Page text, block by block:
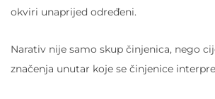
okviri unaprijed određeni.
Narativ nije samo skup činjenica, nego
značenja unutar koje se činjenice